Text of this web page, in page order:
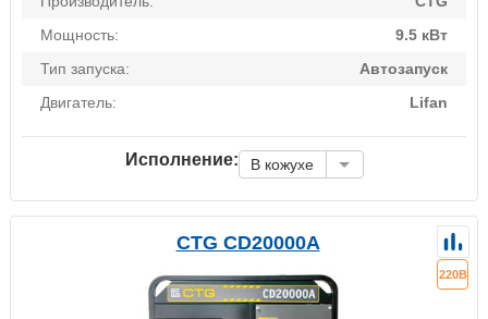
Мощность:
9.5 кВт
Тип запуска:
Автозапуск
Двигатель:
Lifan
Исполнение: В кожухе
CTG CD20000A
220В